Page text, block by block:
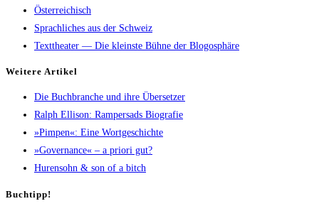
Österreichisch
Sprachliches aus der Schweiz
Texttheater — Die kleinste Bühne der Blogosphäre
Wei­te­re Artikel
Die Buch­bran­che und ihre Übersetzer
Ralph Elli­son: Ram­pers­ads Biografie
»Pim­pen«: Eine Wortgeschichte
»Gover­nan­ce« – a prio­ri gut?
Huren­sohn & son of a bitch
Buch­tipp!